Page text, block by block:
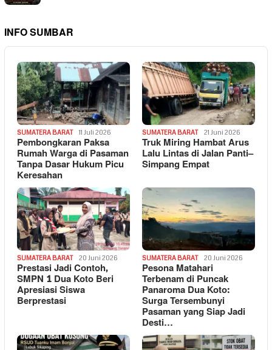
INFO SUMBAR
SUMATERA BARAT 11 Juli 2026
Pembongkaran Paksa
Rumah Warga di Pasaman
Tanpa Dasar Hukum Picu
Keresahan
SUMATERA BARAT 21 Juni 2026
Truk Miring Hambat Arus
Lalu Lintas di Jalan Panti–
Simpang Empat
SUMATERA BARAT 20 Juni 2026
Prestasi Jadi Contoh,
SMPN 1 Dua Koto Beri
Apresiasi Siswa
Berprestasi
SUMATERA BARAT 20 Juni 2026
Pesona Matahari
Terbenam di Puncak
Panaroma Dua Koto:
Surga Tersembunyi
Pasaman yang Siap Jadi
Desti…